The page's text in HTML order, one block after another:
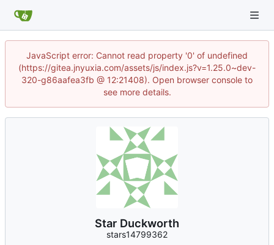
JavaScript error: Cannot read property '0' of undefined
(https://gitea.jnyuxia.com/assets/js/index.js?v=1.25.0~dev-
320-g86aafea3fb @ 12:21408). Open browser console to
see more details.
Star Duckworth
stars14799362